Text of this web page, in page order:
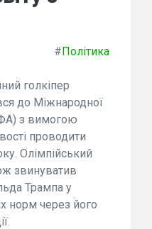
#Політика
голкіпер
до Міжнародної
з вимогою
проводити
Олімпійський
звинуватив
Трампа у
норм через його